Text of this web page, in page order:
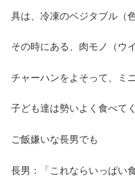
具は、冷凍のベジタブル（
その時にある、肉モノ（ウ
チャーハンをよそって、ミ
子ども達は勢いよく食べて
ご飯嫌いな長男でも
長男：「これならいっぱい